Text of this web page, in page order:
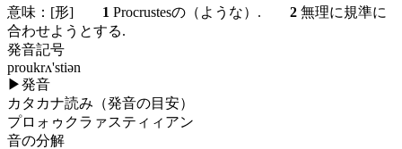
意味： [形] 1 Procrustesの（ような）. 2 無理に規準に
合わせようとする.
発音記号
proukrʌ'stiən
▶発音
カタカナ読み（発音の目安）
プロォゥクラァスティィアン
音の分解